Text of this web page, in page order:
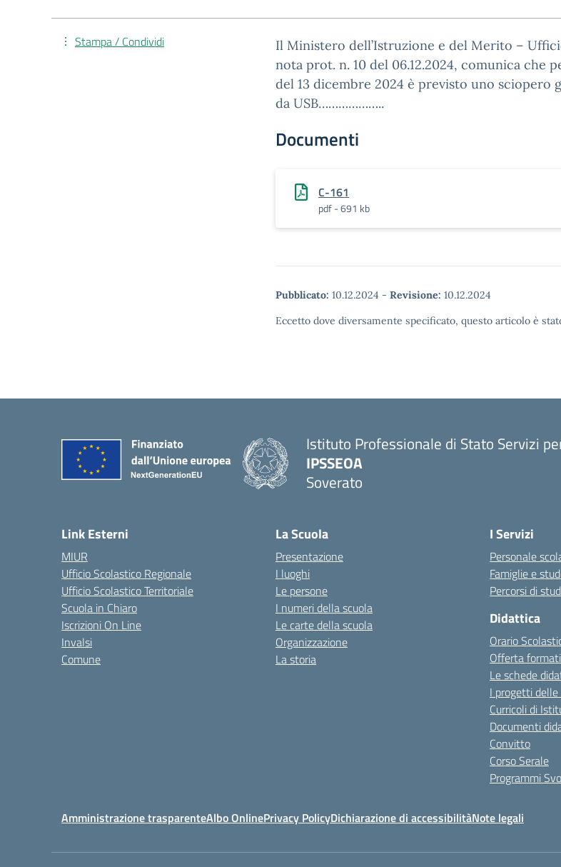
Il Ministero dell’Istruzione e del Merito –
nota prot. n. 10 del 06.12.2024, comunica che
del 13 dicembre 2024 è previsto uno sciopero
da USB………………..
Documenti
C-161
pdf - 691 kb
Pubblicato: 10.12.2024 - Revisione: 10.12.2024
Eccetto dove diversamente specificato, questo articolo è
Stampa / Condividi
Istituto Professionale di Stato Servizi
IPSSEOA
Soverato
Link Esterni
MIUR
Ufficio Scolastico Regionale
Ufficio Scolastico Territoriale
Scuola in Chiaro
Iscrizioni On Line
Invalsi
Comune
La Scuola
Presentazione
I luoghi
Le persone
I numeri della scuola
Le carte della scuola
Organizzazione
La storia
I Servizi
Personale
Famiglie e
Percorsi di
Didattica
Orario
Offerta
Le schede
I progetti delle
Curricoli di
Documenti
Convitto
Corso Serale
Programmi
Amministrazione trasparenteAlbo OnlinePrivacy PolicyDichiarazione di accessibilitàNote legali